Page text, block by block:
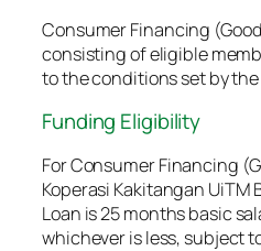
Consumer Financing
consisting of eligible
to the conditions set by
Funding Eligibility
For Consumer Financing
Koperasi Kakitangan UiTM
Loan is 25 months basic
whichever is less, subject